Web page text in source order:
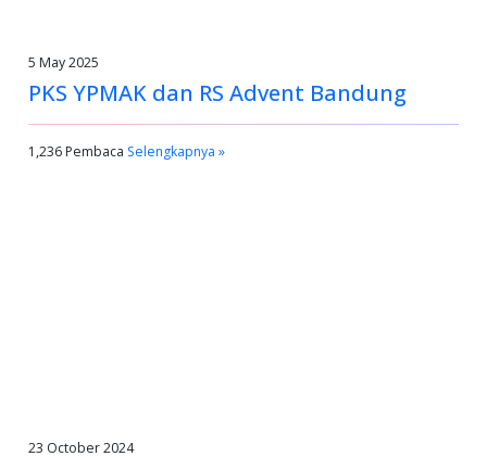
5 May 2025
PKS YPMAK dan RS Advent Bandung
1,236 Pembaca Selengkapnya »
23 October 2024